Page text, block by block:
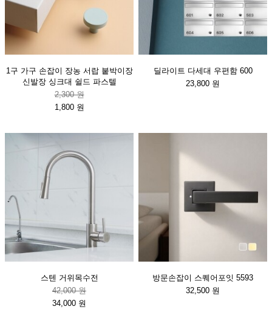
1구 가구 손잡이 장농 서랍 붙박이장
신발장 싱크대 쉴드 파스텔
2,300 원
1,800 원
딜라이트 다세대 우편함 600
23,800 원
스텐 거위목수전
42,000 원
34,000 원
방문손잡이 스퀘어포잇 5593
32,500 원